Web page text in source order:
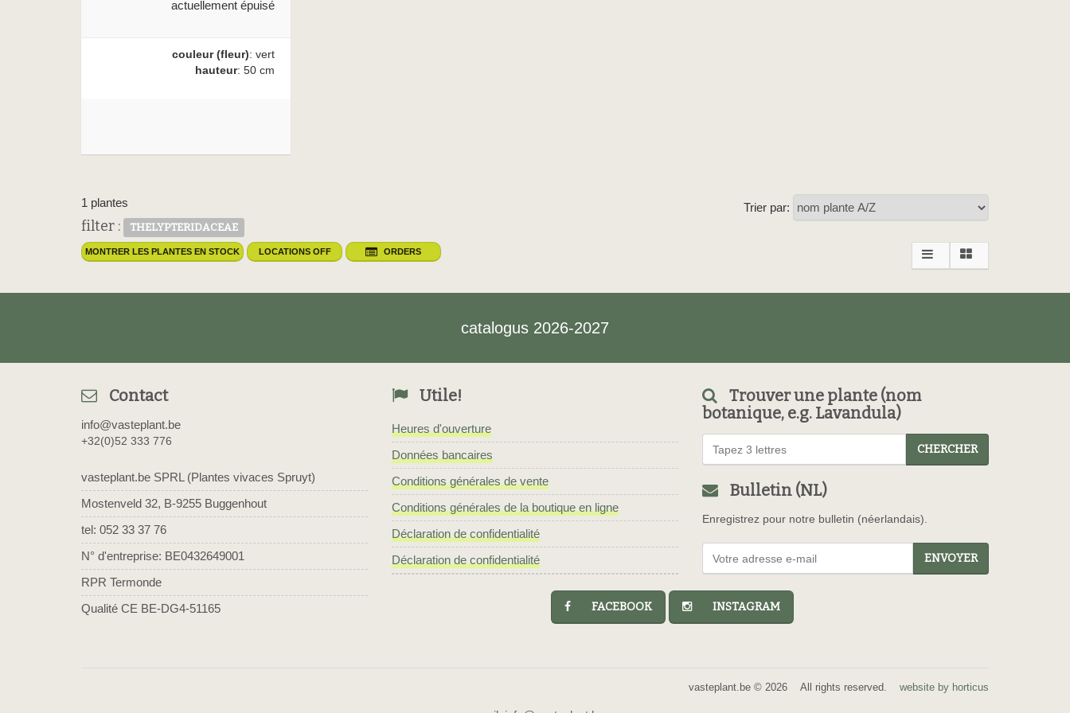
actuellement épuisé
couleur (fleur): vert
hauteur: 50 cm
1 plantes
filter : THELYPTERIDACEAE
Trier par:
MONTRER LES PLANTES EN STOCK LOCATIONS OFF ORDERS
catalogus 2026-2027
Contact
info@vasteplant.be
+32(0)52 333 776
vasteplant.be SPRL (Plantes vivaces Spruyt)
Mostenveld 32, B-9255 Buggenhout
tel: 052 33 37 76
N° d'entreprise: BE0432649001
RPR Termonde
Qualité CE BE-DG4-51165
Utile!
Heures d'ouverture
Données bancaires
Conditions générales de vente
Conditions générales de la boutique en ligne
Déclaration de confidentialité
Déclaration de confidentialité
Trouver une plante (nom
botanique, e.g. Lavandula)
CHERCHER
Bulletin (NL)
Enregistrez pour notre bulletin (néerlandais).
ENVOYER
FACEBOOK INSTAGRAM
vasteplant.be © 2026 All rights reserved. website by horticus